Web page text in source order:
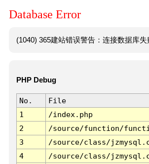
Database Error
(1040) 365建站错误警告：连接数据库
PHP Debug
No. File
1
/index.php
2
/source/function/
3
/source/class/
4
/source/class/